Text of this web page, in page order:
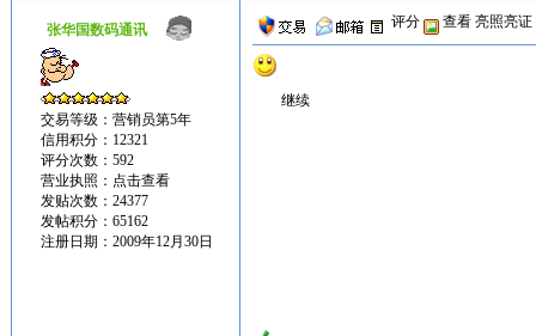
张华国数码通讯
交易等级：营销员第5年
信用积分：12321
评分次数：592
营业执照： 点击查看
发贴次数：24377
发帖积分：65162
注册日期：2009年12月30日
评分 查看 亮照亮证
继续